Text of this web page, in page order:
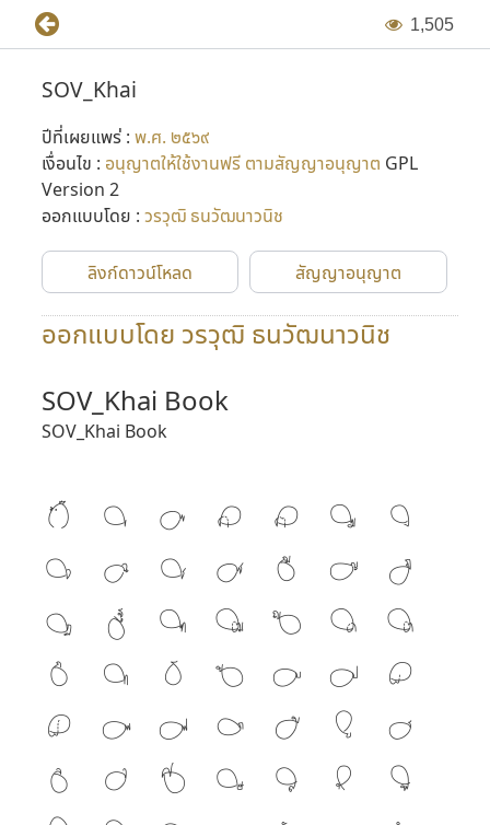
1,505
SOV_Khai
ปีที่เผยแพร่ : พ.ศ. ๒๕๖๙
เงื่อนไข : อนุญาตให้ใช้งานฟรี ตามสัญญาอนุญาต GPL
Version 2
ออกแบบโดย : วรวุฒิ ธนวัฒนาวนิช
ลิงก์ดาวน์โหลด สัญญาอนุญาต
ออกแบบโดย วรวุฒิ ธนวัฒนาวนิช
SOV_Khai Book
SOV_Khai Book
ก ข ฃ ค ฅ ฆ ง
จ ฉ ช ซ ฌ ญ ฎ
ฏ ฐ ฑ ฒ ณ ด ต
ถ ท ธ น บ ป ผ
ฝ พ ฟ ภ ม ย ร
ล ว ศ ษ ส ห ฬ